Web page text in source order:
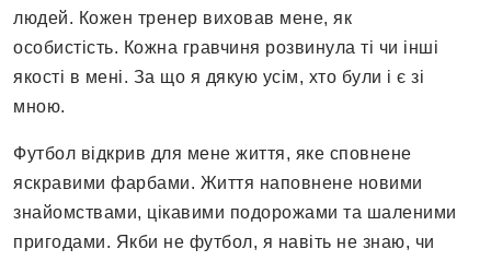
людей. Кожен тренер виховав мене, як
особистість. Кожна гравчиня розвинула ті чи інші
якості в мені. За що я дякую усім, хто були і є зі
мною.
Футбол відкрив для мене життя, яке сповнене
яскравими фарбами. Життя наповнене новими
знайомствами, цікавими подорожами та шаленими
пригодами. Якби не футбол, я навіть не знаю, чи